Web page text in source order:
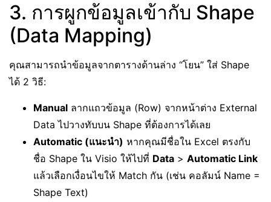
3. การผูกข้อมูลเข้ากับ Shape
(Data Mapping)
คุณสามารถนำข้อมูลจากตารางด้านล่าง “โยน” ใส่ Shape
ได้ 2 วิธี:
Manual ลากแถวข้อมูล (Row) จากหน้าต่าง External
Data ไปวางทับบน Shape ที่ต้องการได้เลย
Automatic (แนะนำ) หากคุณมีชื่อใน Excel ตรงกับ
ชื่อ Shape ใน Visio ให้ไปที่ Data > Automatic Link
แล้วเลือกเงื่อนไขให้ Match กัน (เช่น คอลัมน์ Name =
Shape Text)